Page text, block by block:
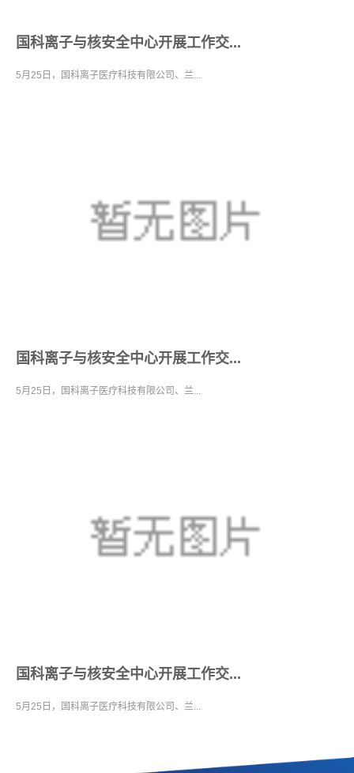
国科离子与核安全中心开展工作交...
5月25日，国科离子医疗科技有限公司、兰...
国科离子与核安全中心开展工作交...
5月25日，国科离子医疗科技有限公司、兰...
国科离子与核安全中心开展工作交...
5月25日，国科离子医疗科技有限公司、兰...